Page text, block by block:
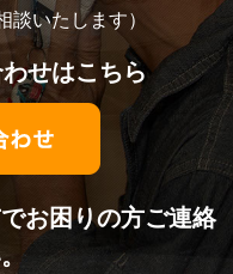
いたします）
せはこちら
お困りの方ご連絡